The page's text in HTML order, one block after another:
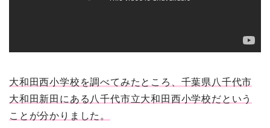
大和田西小学校を調べてみたところ、千葉県八千代市
大和田新田にある八千代市立大和田西小学校だという
ことが分かりました。